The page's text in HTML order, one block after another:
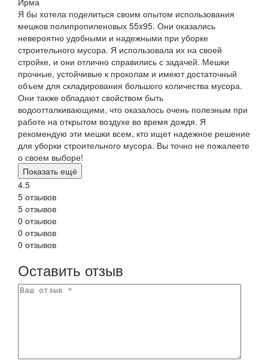
Я бы хотела поделиться своим опытом использования
мешков полипропиленовых 55x95. Они оказались
невероятно удобными и надежными при уборке
строительного мусора. Я использовала их на своей
стройке, и они отлично справились с задачей. Мешки
прочные, устойчивые к проколам и имеют достаточный
объем для складирования большого количества мусора.
Они также обладают свойством быть
водоотталкивающими, что оказалось очень полезным при
работе на открытом воздухе во время дождя. Я
рекомендую эти мешки всем, кто ищет надежное решение
для уборки строительного мусора. Вы точно не пожалеете
о своем выборе!
Показать ещё
4.5
5 отзывов
5 отзывов
0 отзывов
0 отзывов
0 отзывов
Оставить отзыв